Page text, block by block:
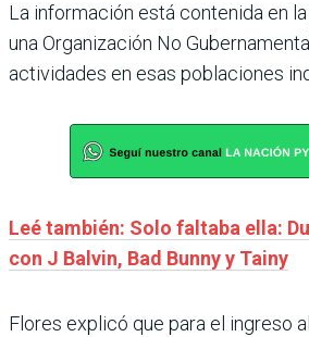
La información está contenida en
una Organización No
actividades en esas poblaciones
Leé también: Solo faltaba ella:
con J Balvin, Bad Bunny y Tainy
Flores explicó que para el ingreso